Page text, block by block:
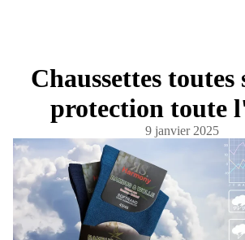
Chaussettes toutes
protection toute
9 janvier 2025